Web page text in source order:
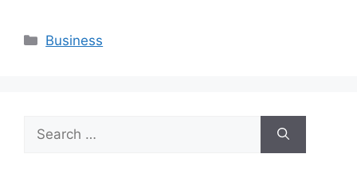
Categories
Business
Search
for: